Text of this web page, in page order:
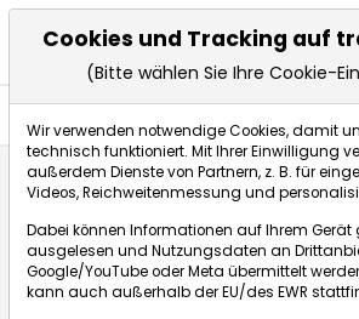
Restaurants
Cookies und Tracking auf
(Bitte wählen Sie Ihre Cookie-
Wir verwenden notwendige Cookies, damit
technisch funktioniert. Mit Ihrer Einwilligung
außerdem Dienste von Partnern, z. B. für
Videos, Reichweitenmessung und
Dabei können Informationen auf Ihrem Gerät
ausgelesen und Nutzungsdaten an
Google/YouTube oder Meta übermittelt
kann auch außerhalb der EU/des EWR